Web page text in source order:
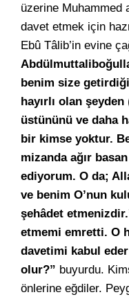
üzerine Muhammed
davet etmek için
Ebû Tâlib’in evine
benim size
hayırlı olan şeyden
üstününü ve daha
bir kimse yoktur.
mizanda ağır
ediyorum. O da;
ve benim O’nun
şehâdet
etmemi emretti. O
davetimi kabul
olur?” buyurdu.
önlerine eğdiler.